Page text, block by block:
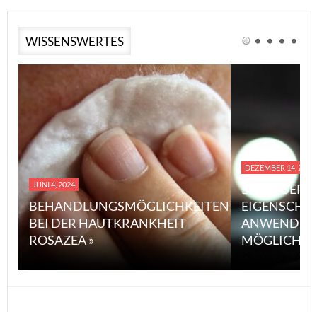
WISSENSWERTES
JUNI 4, 2024
BEHANDLUNGSMÖGLICHKEITEN
BEI DER HAUTKRANKHEIT
ROSAZEA »
DEZEMBER 14, 2023
EINE
MÖGLICHE